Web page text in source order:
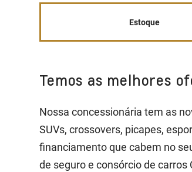
Estoque
Temos as melhores
Nossa concessionária tem as
SUVs, crossovers, picapes,
financiamento que cabem no
de seguro e consórcio de